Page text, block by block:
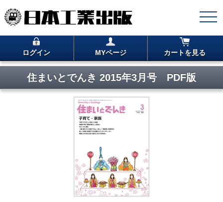
ログイン MYページ カートを見る
住まいとでんき 2015年3月号 PDF版